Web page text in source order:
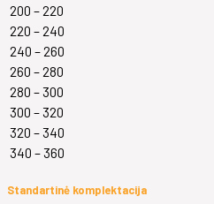
200 – 220
220 – 240
240 – 260
260 – 280
280 – 300
300 – 320
320 – 340
340 – 360
Standartinė komplektacija